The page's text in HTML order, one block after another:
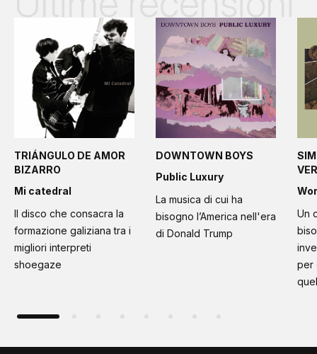
TRIÁNGULO DE AMOR
BIZARRO
Mi catedral
Il disco che consacra la
formazione galiziana tra i
migliori interpreti
shoegaze
DOWNTOWN BOYS
Public Luxury
La musica di cui ha
bisogno l’America nell'era
di Donald Trump
Un
per